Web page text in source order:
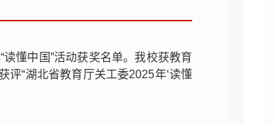
懂中国”活动获奖名单。我校获教育
“湖北省教育厅关工委2025年‘读懂